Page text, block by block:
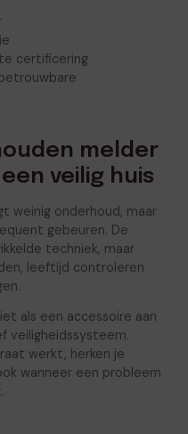
certificering
melder
veilig huis
weinig onderhoud, maar
gebeuren. De
techniek, maar
leeftijd controleren
als een accessoire aan
veiligheidssysteem.
werkt, herken je
wanneer een probleem